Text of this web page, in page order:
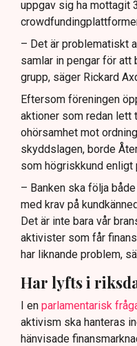
uppgav sig ha mottagit
– Det är problematiskt
samlar in pengar för
grupp, säger Rickard
Eftersom föreningen
aktioner som redan
ohörsamhet mot
skyddslagen, borde
som högriskkund enligt
– Banken ska följa
med krav på
Det är inte bara vår
aktivister som får
har liknande problem,
Har lyfts i
I en parlamentarisk
aktivism ska hanteras
hänvisade